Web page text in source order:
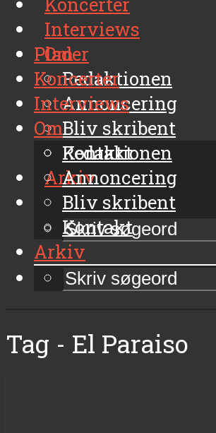
Interviews
Om
Redaktionen
Annoncering
Bliv skribent
Kontakt
Arkiv
Plader
Koncerter
Interviews
Om
Redaktionen
Annoncering
Bliv skribent
Kontakt
Arkiv
Tag - El Paraiso